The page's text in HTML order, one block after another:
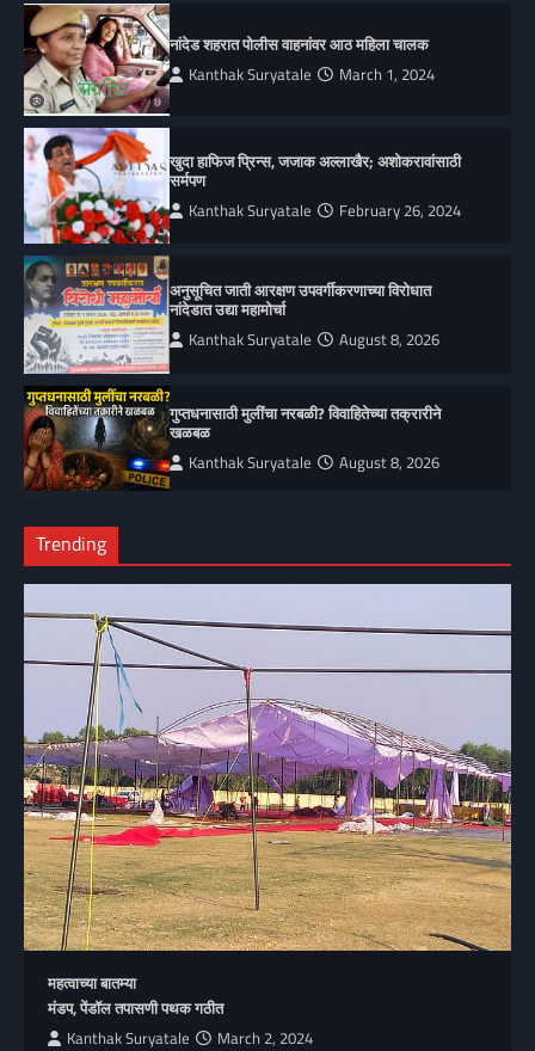
नांदेड शहरात पोलीस वाहनांवर आठ महिला चालक
Kanthak Suryatale March 1, 2024
खुदा हाफिज प्रिन्स, जजाक अल्लाखैर; अशोकरावांसाठी
सर्मपण
Kanthak Suryatale February 26, 2024
अनुसूचित जाती आरक्षण उपवर्गीकरणाच्या विरोधात
नांदेडात उद्या महामोर्चा
Kanthak Suryatale August 8, 2026
गुप्तधनासाठी मुलींचा नरबळी? विवाहितेच्या तक्रारीने
खळबळ
Kanthak Suryatale August 8, 2026
Trending
महत्वाच्या बातम्या
मंडप, पेंडॉल तपासणी पथक गठीत
Kanthak Suryatale March 2, 2024